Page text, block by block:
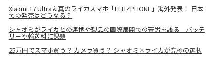
Xiaomi 17 Ultra＆真のライカスマホ「LEITZPHONE」海外発表！ 日本
での発売はどうなる？
シャオミがライカとの連携や製品の国際展開での苦労を語る バッテ
リーや輸送料に課題
25万円でスマホ買う？ カメラ買う？ シャオミ×ライカが究極の選択